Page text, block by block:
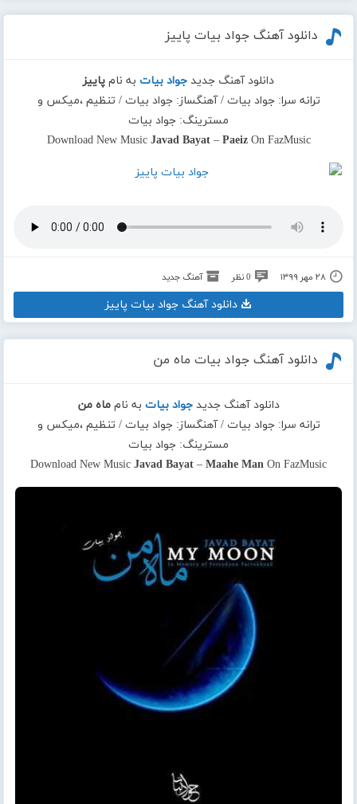
دانلود آهنگ جواد بیات پاییز
دانلود آهنگ جدید جواد بیات به نام پاییز
ترانه سرا: جواد بیات / آهنگساز: جواد بیات / تنظیم ،میکس و
مسترینگ: جواد بیات
Download New Music Javad Bayat– PaeizOn FazMusic
۲۸ مهر ۱۳۹۹ 0 نظر آهنگ جدید
دانلود آهنگ جواد بیات پاییز
دانلود آهنگ جواد بیات ماه من
دانلود آهنگ جدیدجواد بیات به نامماه من
ترانه سرا: جواد بیات / آهنگساز: جواد بیات / تنظیم ،میکس و
مسترینگ: جواد بیات
Download New Music Javad Bayat – Maahe Man On FazMusic